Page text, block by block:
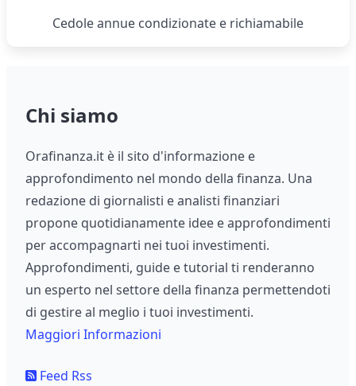
Cedole annue condizionate e richiamabile
Chi siamo
Orafinanza.it è il sito d'informazione e
approfondimento nel mondo della finanza. Una
redazione di giornalisti e analisti finanziari
propone quotidianamente idee e approfondimenti
per accompagnarti nei tuoi investimenti.
Approfondimenti, guide e tutorial ti renderanno
un esperto nel settore della finanza permettendoti
di gestire al meglio i tuoi investimenti.
Maggiori Informazioni
Feed Rss